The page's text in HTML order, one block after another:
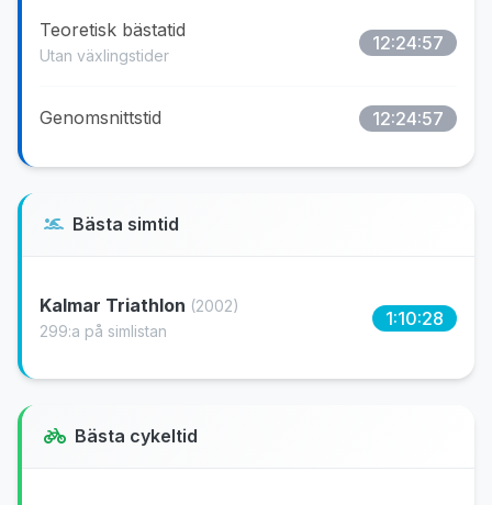
Teoretisk bästatid
Utan växlingstider
12:24:57
Genomsnittstid 12:24:57
Bästa simtid
Kalmar Triathlon (2002)
299:a på simlistan
1:10:28
Bästa cykeltid